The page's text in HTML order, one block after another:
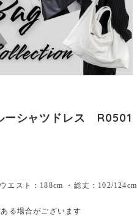
ーシャツドレス R0501
エスト：188cm ・総丈：102/124cm
る場合がございます